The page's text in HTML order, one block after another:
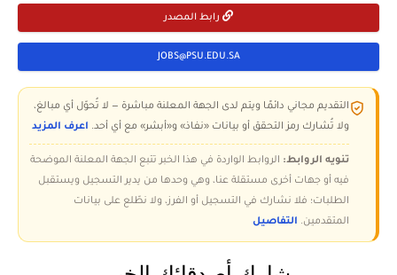
رابط المصدر
JOBS@PSU.EDU.SA
التقديم مجاني دائمًا ويتم لدى الجهة المعلنة مباشرة — لا تُحوّل أي مبالغ،
ولا تُشارك رمز التحقق أو بيانات «نفاذ» و«أبشر» مع أي أحد. اعرف المزيد
تنويه الروابط: الروابط الواردة في هذا الخبر تتبع الجهة المعلنة الموضحة
فيه أو جهات أخرى مستقلة عنا، وهي وحدها من يدير التسجيل ويستقبل
الطلبات؛ فلا نشارك في التسجيل أو الفرز، ولا نطّلع على بيانات
المتقدمين. التفاصيل